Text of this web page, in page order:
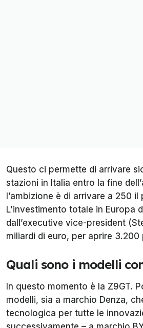
Questo ci permette di arrivare
stazioni in Italia entro la fine
l’ambizione è di arrivare a 250
L’investimento totale in Europa
dall’executive vice-president
miliardi di euro, per aprire 3.200
Quali sono i modelli
In questo momento è la Z9GT.
modelli, sia a marchio Denza,
tecnologica per tutte le